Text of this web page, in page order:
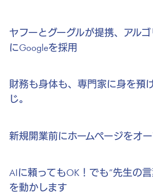
ヤフーとグーグルが提携、アル
にGoogleを採用
財務も身体も、専門家に身を預
じ。
新規開業前にホームページをオ
AIに頼ってもOK！でも”先生の
を動かします